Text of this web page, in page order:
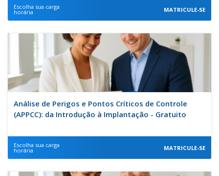
Escolha sua carga
horária MATRICULE-SE
Análise de Perigos e Pontos Críticos de Controle
(APPCC): da Introdução à Implantação - Gratuito
Escolha sua carga
horária MATRICULE-SE